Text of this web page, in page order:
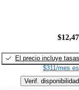
El precio incluye tasas
$311/mes
Verif. disponibilidad